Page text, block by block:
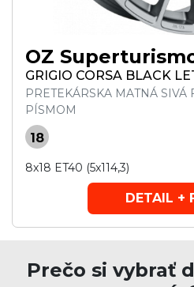
OZ
GRIGIO CORSA BLACK
PRETEKÁRSKA MATNÁ SIVÁ
PÍSMOM
18
8x18 ET40 (5x114,3)
DETAIL +
Prečo si vybrať